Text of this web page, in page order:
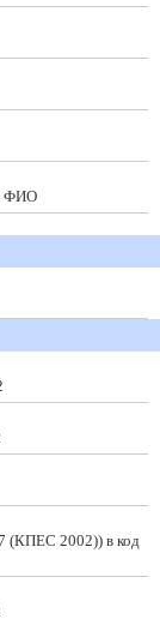
ФИО
(КПЕС 2002)) в код